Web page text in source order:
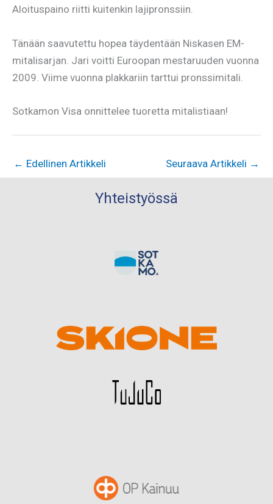
Aloituspaino riitti kuitenkin lajipronssiin.
Tänään saavutettu hopea täydentään Niskasen EM-
mitalisarjan. Jari voitti Euroopan mestaruuden vuonna
2009. Viime vuonna plakkariin tarttui pronssimitali.
Sotkamon Visa onnittelee tuoretta mitalistiaan!
← Edellinen Artikkeli Seuraava Artikkeli →
Yhteistyössä